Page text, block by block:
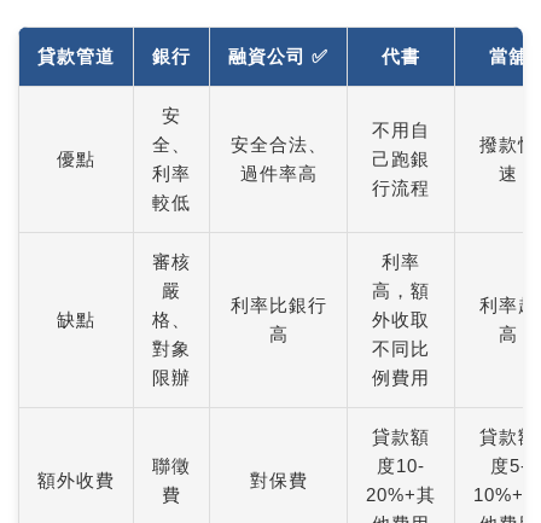
貸款管道 銀行 融資公司 ✅ 代書 當舖
優點
安
全、
利率
較低
安全合法、
過件率高
不用自
己跑銀
行流程
撥款快
速
缺點
審核
嚴
格、
對象
限辦
利率比銀行
高
利率
高，額
外收取
不同比
例費用
利率超
高
額外收費
聯徵
費
對保費
貸款額
度10-
20%+其
貸款額
度5-
10%+